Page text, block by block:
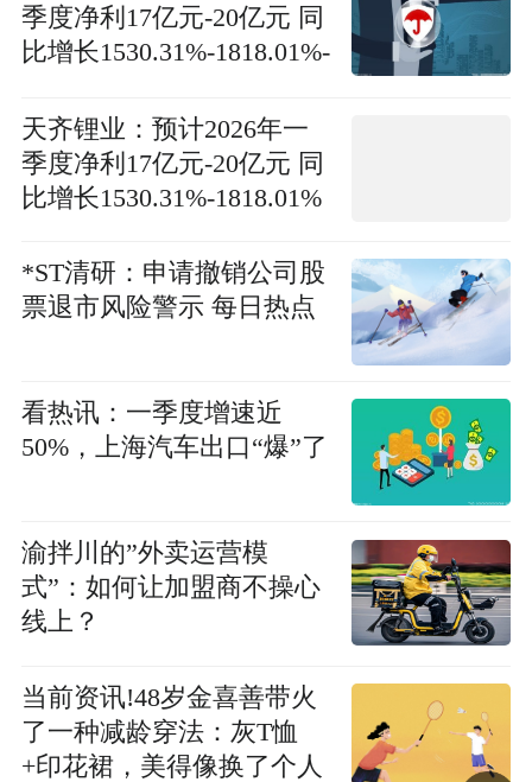
季度净利17亿元-20亿元 同
比增长1530.31%-1818.01%-
天齐锂业：预计2026年一
季度净利17亿元-20亿元 同
比增长1530.31%-1818.01%
*ST清研：申请撤销公司股
票退市风险警示 每日热点
看热讯：一季度增速近
50%，上海汽车出口“爆”了
渝拌川的”外卖运营模
式”：如何让加盟商不操心
线上？
当前资讯!48岁金喜善带火
了一种减龄穿法：灰T恤
+印花裙，美得像换了个人